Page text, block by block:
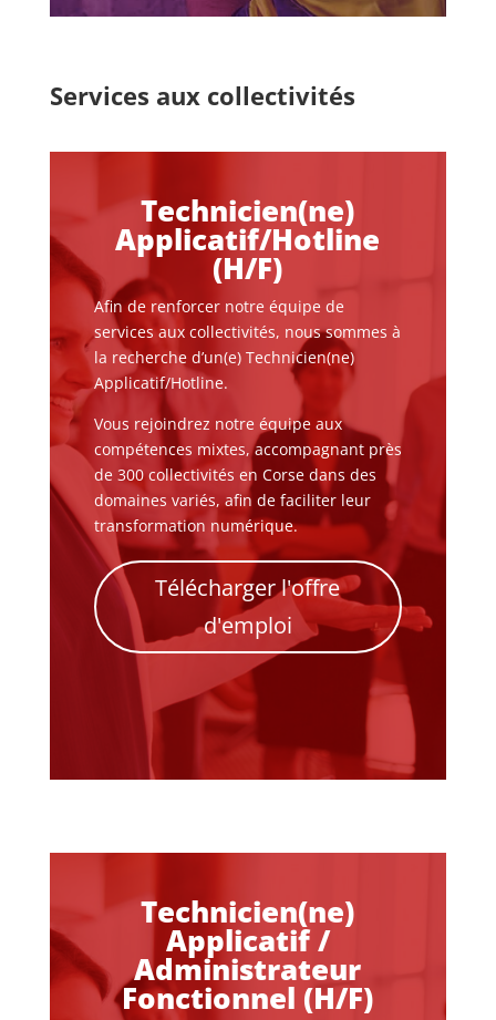
Services aux collectivités
Technicien(ne)
Applicatif/Hotline
(H/F)
Afin de renforcer notre équipe de
services aux collectivités, nous sommes à
la recherche d’un(e) Technicien(ne)
Applicatif/Hotline.
Vous rejoindrez notre équipe aux
compétences mixtes, accompagnant près
de 300 collectivités en Corse dans des
domaines variés, afin de faciliter leur
transformation numérique.
Télécharger l'offre
d'emploi
Technicien(ne)
Applicatif /
Administrateur
Fonctionnel (H/F)